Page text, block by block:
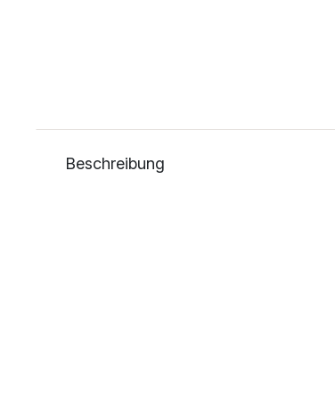
Beschreibung